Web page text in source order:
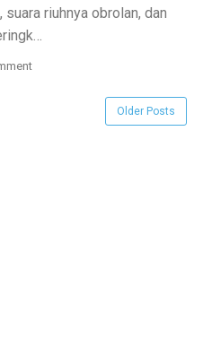
riuhnya obrolan, dan
Older Posts